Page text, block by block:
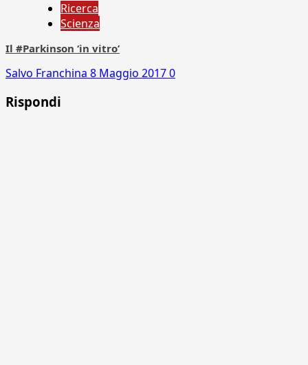
Ricerca
Scienza
Il #Parkinson ‘in vitro’
Salvo Franchina 8 Maggio 20170
Rispondi